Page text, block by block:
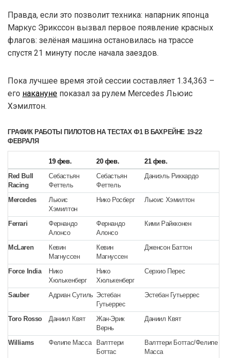
Правда, если это позволит техника: напарник японца
Маркус Эрикссон вызвал первое появление красных
флагов: зелёная машина остановилась на трассе
спустя 21 минуту после начала заездов.
Пока лучшее время этой сессии составляет 1.34,363 –
его накануне показал за рулем Mercedes Льюис
Хэмилтон.
ГРАФИК РАБОТЫ ПИЛОТОВ НА ТЕСТАХ Ф1 В БАХРЕЙНЕ 19-22
ФЕВРАЛЯ
19 фев. 20 фев. 21 фев.
Red Bull
Racing
Себастьян
Феттель
Себастьян
Феттель
Даниэль Риккардо
Mercedes
Льюис
Хэмилтон
Нико Росберг Льюис Хэмилтон
Ferrari
Фернандо
Алонсо
Фернандо
Алонсо
Кими Райкконен
McLaren
Кевин
Магнуссен
Кевин
Магнуссен
Дженсон Баттон
Force India
Нико
Хюлькенберг
Нико
Хюлькенберг
Серхио Перес
Sauber Адриан Сутиль Эстебан
Гутьеррес
Эстебан Гутьеррес
Toro Rosso Даниил Квят
Жан-Эрик
Вернь
Даниил Квят
Williams Фелипе Масса
Валттери
Боттас
Валттери Боттас/Фелипе
Масса